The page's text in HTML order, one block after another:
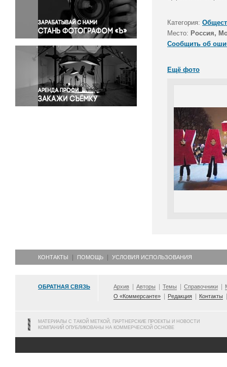
Правосудие
Происшествия и конфликты
Религия
Светская жизнь
Спорт
Экология
Экономика и бизнес
Категория:
Место: Россия,
Сообщить об
Ещё фото
КОНТАКТЫ ПОМОЩЬ УСЛОВИЯ ИСПОЛЬЗОВАНИЯ
ОБРАТНАЯ СВЯЗЬ Архив Авторы Темы Справочники
О «Коммерсанте»
Редакция Контакты
МАТЕРИАЛЫ С ТАКОЙ МЕТКОЙ, ПАРТНЕРСКИЕ ПРОЕКТЫ И НОВОСТИ
КОМПАНИЙ ОПУБЛИКОВАНЫ НА КОММЕРЧЕСКОЙ ОСНОВЕ